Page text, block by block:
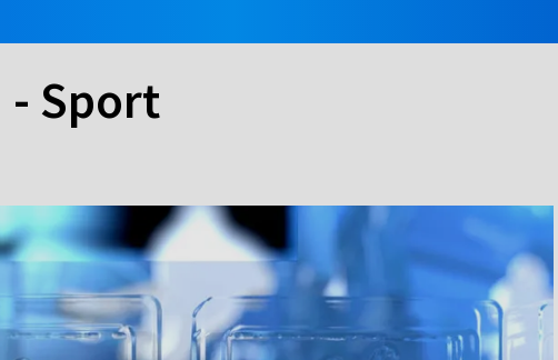
- Sport